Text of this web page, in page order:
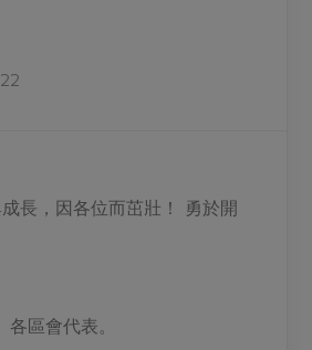
案
告
！
長，因各位而茁壯！ 勇於開
區會代表。